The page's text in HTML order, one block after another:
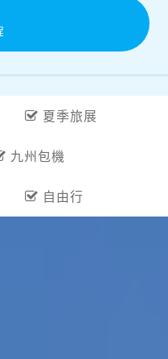
夏季旅展
九州包機
自由行